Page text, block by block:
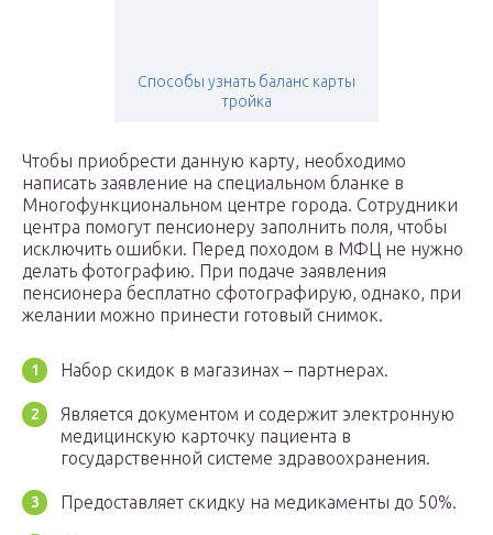
Способы узнать баланс карты
тройка
Чтобы приобрести данную карту, необходимо
написать заявление на специальном бланке в
Многофункциональном центре города. Сотрудники
центра помогут пенсионеру заполнить поля, чтобы
исключить ошибки. Перед походом в МФЦ не нужно
делать фотографию. При подаче заявления
пенсионера бесплатно сфотографирую, однако, при
желании можно принести готовый снимок.
Набор скидок в магазинах – партнерах.
Является документом и содержит электронную
медицинскую карточку пациента в
государственной системе здравоохранения.
Предоставляет скидку на медикаменты до 50%.